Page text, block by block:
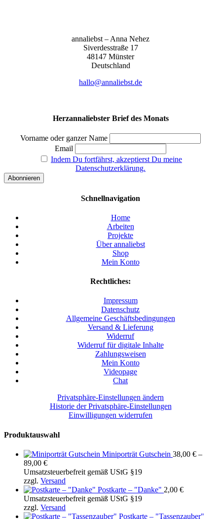
anna­liebst – Anna Nehez
Sive­r­des­stra­ße 17
48147 Müns­ter
Deutsch­land
hallo@annaliebst.de
Herzannaliebster Brief des Monats
Vorname oder ganzer Name
Email
Indem Du fortfährst, akzeptierst Du meine
Datenschutzerklärung.
Schnellnavigation
Home
Arbeiten
Projekte
Über annaliebst
Shop
Mein Konto
Rechtliches:
Impressum
Datenschutz
Allgemeine Geschäftsbedingungen
Versand & Lieferung
Widerruf
Widerruf für digitale Inhalte
Zahlungsweisen
Mein Konto
Videopage
Chat
Privatsphäre-Einstellungen ändern
Historie der Privatsphäre-Einstellungen
Einwilligungen widerrufen
Produktauswahl
Miniporträt Gutschein 38,00 € –
89,00 €Preisspanne:
38,00 €
bis
89,00 €
Umsatzsteuerbefreit gemäß UStG §19
zzgl. Versand
Postkarte – "Danke" 2,00 €
Umsatzsteuerbefreit gemäß UStG §19
zzgl. Versand
Postkarte – "Tassenzauber"